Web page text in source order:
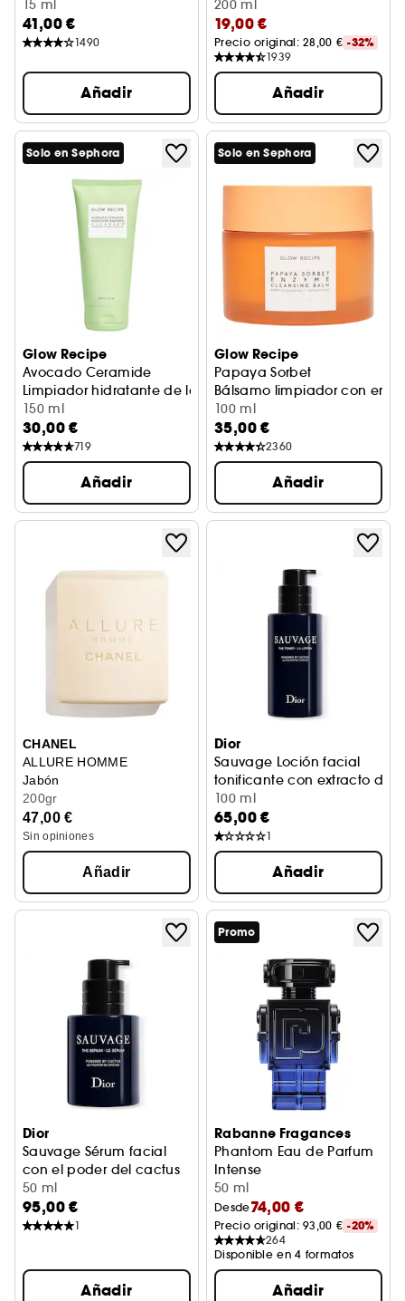
15 ml
41,00 €
1490
Añadir
200 ml
19,00 €
Precio original: 28,00 € -32%
1939
Añadir
Solo en Sephora
Glow Recipe
Avocado Ceramide
Limpiador hidratante de la barrera cutánea
150 ml
30,00 €
719
Añadir
Solo en Sephora
Glow Recipe
Papaya Sorbet
Bálsamo limpiador con
100 ml
35,00 €
2360
Añadir
CHANEL
ALLURE HOMME
Jabón
200gr
47,00 €
Sin opiniones
Añadir
Dior
Sauvage Loción facial
tonificante con extracto de
100 ml
65,00 €
1
Añadir
Dior
Sauvage Sérum facial
con el poder del cactus
50 ml
95,00 €
1
Añadir
Promo
Rabanne Fragances
Phantom Eau de Parfum
Intense
aromático y ambarado
50 ml
Desde74,00 €
Precio original: 93,00 € -20%
264
Disponible en 4 formatos
Añadir